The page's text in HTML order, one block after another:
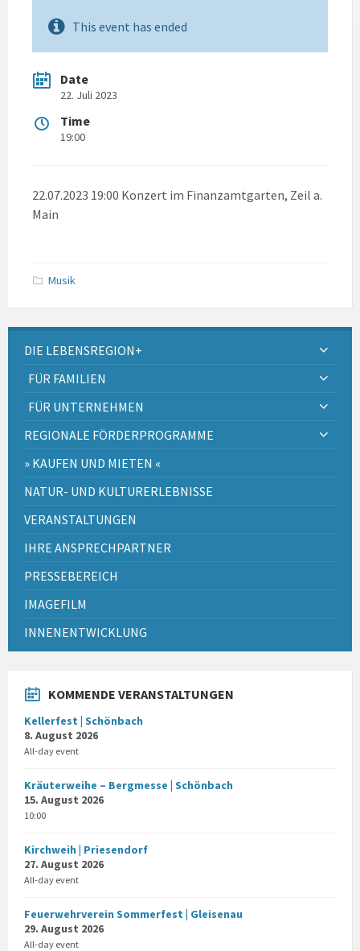
This event has ended
Date
22. Juli 2023
Time
19:00
22.07.2023 19:00 Konzert im Finanzamtgarten, Zeil a.
Main
Musik
DIE LEBENSREGION+
FÜR FAMILIEN
FÜR UNTERNEHMEN
REGIONALE FÖRDERPROGRAMME
» KAUFEN UND MIETEN «
NATUR- UND KULTURERLEBNISSE
VERANSTALTUNGEN
IHRE ANSPRECHPARTNER
PRESSEBEREICH
IMAGEFILM
INNENENTWICKLUNG
KOMMENDE VERANSTALTUNGEN
Kellerfest | Schönbach
8. August 2026
All-day event
Kräuterweihe – Bergmesse | Schönbach
15. August 2026
10:00
Kirchweih | Priesendorf
27. August 2026
All-day event
Feuerwehrverein Sommerfest | Gleisenau
29. August 2026
All-day event